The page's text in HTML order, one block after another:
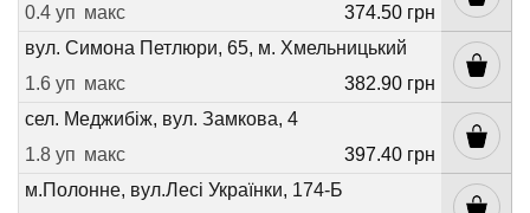
0.4 уп макс
374.50 грн
вул. Симона Петлюри, 65, м. Хмельницький
1.6 уп макс
382.90 грн
сел. Меджибіж, вул. Замкова, 4
1.8 уп макс
397.40 грн
м.Полонне, вул.Лесі Українки, 174-Б